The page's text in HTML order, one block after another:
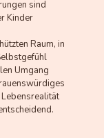
sind
Kinder
Raum, in
Umgang